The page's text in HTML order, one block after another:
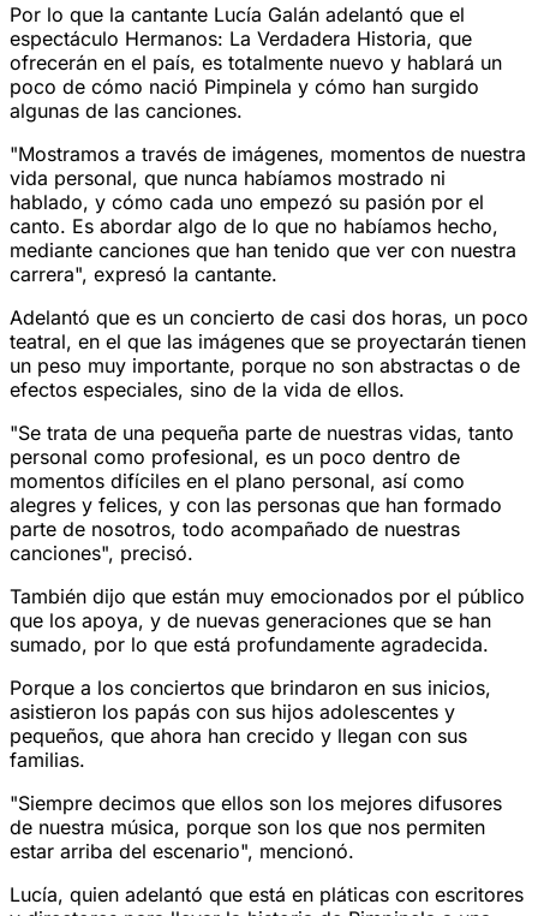
Por lo que la cantante Lucía Galán adelantó que el
espectáculo Hermanos: La Verdadera Historia, que
ofrecerán en el país, es totalmente nuevo y hablará un
poco de cómo nació Pimpinela y cómo han surgido
algunas de las canciones.
"Mostramos a través de imágenes, momentos de nuestra
vida personal, que nunca habíamos mostrado ni
hablado, y cómo cada uno empezó su pasión por el
canto. Es abordar algo de lo que no habíamos hecho,
mediante canciones que han tenido que ver con nuestra
carrera", expresó la cantante.
Adelantó que es un concierto de casi dos horas, un poco
teatral, en el que las imágenes que se proyectarán tienen
un peso muy importante, porque no son abstractas o de
efectos especiales, sino de la vida de ellos.
"Se trata de una pequeña parte de nuestras vidas, tanto
personal como profesional, es un poco dentro de
momentos difíciles en el plano personal, así como
alegres y felices, y con las personas que han formado
parte de nosotros, todo acompañado de nuestras
canciones", precisó.
También dijo que están muy emocionados por el público
que los apoya, y de nuevas generaciones que se han
sumado, por lo que está profundamente agradecida.
Porque a los conciertos que brindaron en sus inicios,
asistieron los papás con sus hijos adolescentes y
pequeños, que ahora han crecido y llegan con sus
familias.
"Siempre decimos que ellos son los mejores difusores
de nuestra música, porque son los que nos permiten
estar arriba del escenario", mencionó.
Lucía, quien adelantó que está en pláticas con escritores